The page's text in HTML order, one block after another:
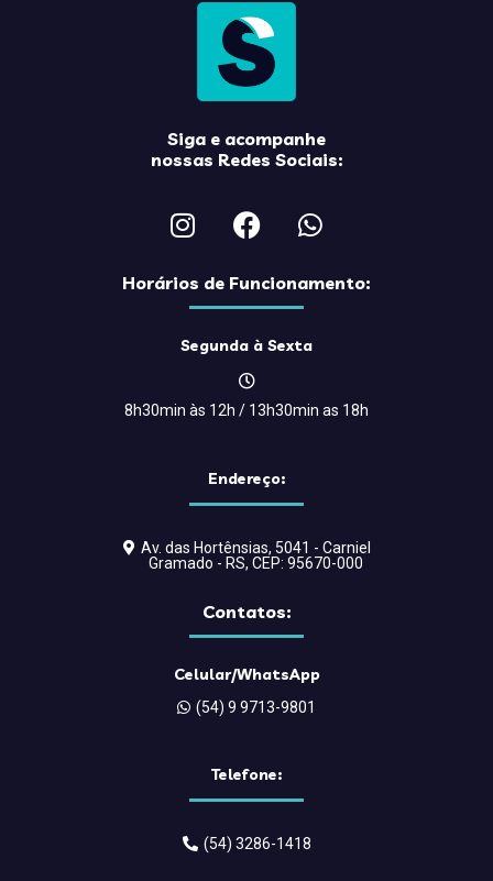
Siga e acompanhe
nossas Redes Sociais:
Horários de Funcionamento:
Segunda à Sexta
8h30min às 12h / 13h30min as 18h
Endereço:
Av. das Hortênsias, 5041 - Carniel
Gramado - RS, CEP: 95670-000
Contatos:
Celular/WhatsApp
(54) 9 9713-9801
Telefone:
(54) 3286-1418